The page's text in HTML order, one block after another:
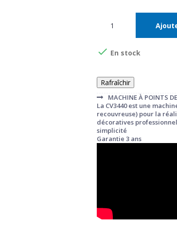
 En stock
MACHINE À POINTS
La CV3440 est une
recouvreuse) pour la
décoratives
simplicité
Garantie 3 ans